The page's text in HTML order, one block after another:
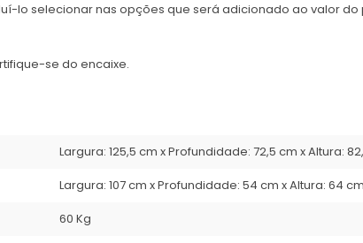
lo selecionar nas opções que será adicionado ao valor
se do encaixe.
Largura: 125,5 cm x Profundidade: 72,5 cm x Altura:
Largura: 107 cm x Profundidade: 54 cm x Altura: 64 cm
60 Kg